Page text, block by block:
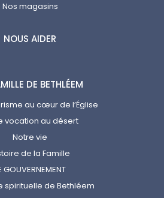
DE BETHLÉEM
au cœur de l’Église
vocation au désert
Notre vie
de la Famille
GOUVERNEMENT
spirituelle de Bethléem
Nos magasins
NOUS AIDER